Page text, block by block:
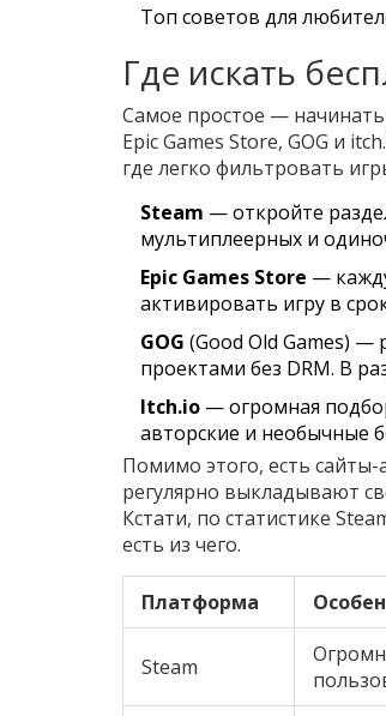
Топ советов для
Где искать
Самое простое —
Epic Games Store, GOG и
где легко фильтровать
Steam — откройте
мультиплеерных и
Epic Games Store —
активировать игру в
GOG (Good Old Games) —
проектами без DRM. В
Itch.io — огромная
авторские и необычные
Помимо этого, есть сайты-
регулярно выкладывают
Кстати, по статистике
есть из чего.
Платформа
Steam